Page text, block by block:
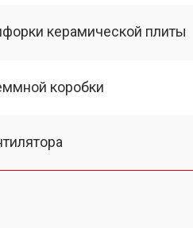
керамической плиты
коробки